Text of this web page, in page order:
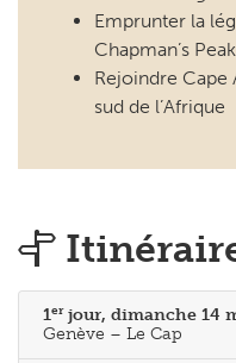
sud de l’Afrique
Genève – Le Cap
2 jour, lundi 15 mars
Arrivé au Cap – jour de
3 jour, mardi 16 mars